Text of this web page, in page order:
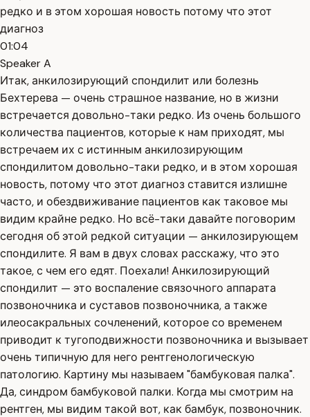
редко и в этом хорошая новость потому что этот
диагноз
01:04
Speaker A
Итак, анкилозирующий спондилит или болезнь
Бехтерева — очень страшное название, но в жизни
встречается довольно-таки редко. Из очень большого
количества пациентов, которые к нам приходят, мы
встречаем их с истинным анкилозирующим
спондилитом довольно-таки редко, и в этом хорошая
новость, потому что этот диагноз ставится излишне
часто, и обездвиживание пациентов как таковое мы
видим крайне редко. Но всё-таки давайте поговорим
сегодня об этой редкой ситуации — анкилозирующем
спондилите. Я вам в двух словах расскажу, что это
такое, с чем его едят. Поехали! Анкилозирующий
спондилит — это воспаление связочного аппарата
позвоночника и суставов позвоночника, а также
илеосакральных сочленений, которое со временем
приводит к тугоподвижности позвоночника и вызывает
очень типичную для него рентгенологическую
патологию. Картину мы называем "бамбуковая палка".
Да, синдром бамбуковой палки. Когда мы смотрим на
рентген, мы видим такой вот, как бамбук, позвоночник.